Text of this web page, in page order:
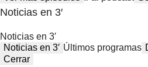
Noticias en 3′
Noticias en 3′
Noticias en 3′ Últimos programas
Cerrar